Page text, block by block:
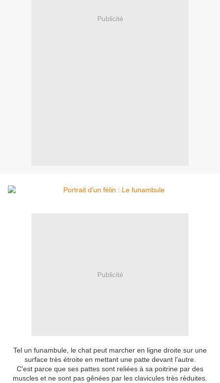
Publicité
Publicité
Tel un funambule, le chat peut marcher en ligne droite sur une
surface très étroite en mettant une patte devant l'autre.
C'est parce que ses pattes sont reliées à sa poitrine par des
muscles et ne sont pas gênées par les clavicules très réduites.